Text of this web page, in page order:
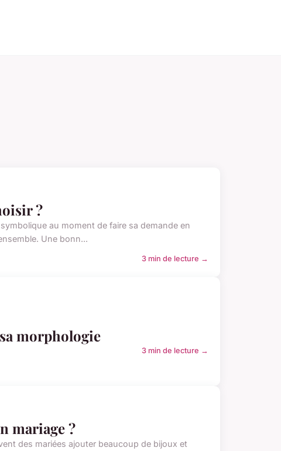
?
au moment de faire sa demande en
Une bonn...
3 min de lecture →
morphologie
3 min de lecture →
mariage ?
des mariées ajouter beaucoup de bijoux et